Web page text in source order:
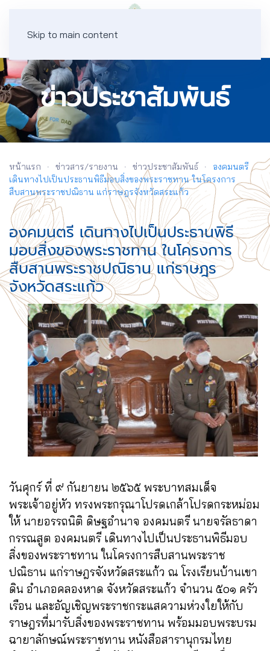
Skip to main content
ข่าวประชาสัมพันธ์
หน้าแรก ข่าวสาร/รายงาน ข่าวประชาสัมพันธ์
องคมนตรี
เดินทางไปเป็นประธานพิธีมอบสิ่งของพระราชทาน ในโครงการ
สืบสานพระราชปณิธาน แก่ราษฎรจังหวัดสระแก้ว
องคมนตรี เดินทางไปเป็นประธานพิธี
มอบสิ่งของพระราชทาน ในโครงการ
สืบสานพระราชปณิธาน แก่ราษฎร
จังหวัดสระแก้ว
วันศุกร์ ที่ ๙ กันยายน ๒๕๖๕ พระบาทสมเด็จ
พระเจ้าอยู่หัว ทรงพระกรุณาโปรดเกล้าโปรดกระหม่อม
ให้ นายอรรถนิติ ดิษฐอำนาจ องคมนตรี นายจรัลธาดา
กรรณสูต องคมนตรี เดินทางไปเป็นประธานพิธีมอบ
สิ่งของพระราชทาน ในโครงการสืบสานพระราช
ปณิธาน แก่ราษฎรจังหวัดสระแก้ว ณ โรงเรียนบ้านเขา
ดิน อำเภอคลองหาด จังหวัดสระแก้ว จำนวน ๕๐๑ ครัว
เรือน และอัญเชิญพระราชกระแสความห่วงใยให้กับ
ราษฎรที่มารับสิ่งของพระราชทาน พร้อมมอบพระบรม
ฉายาลักษณ์พระราชทาน หนังสือสารานุกรมไทย